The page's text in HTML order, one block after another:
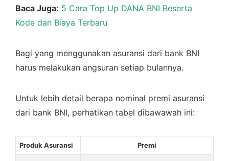
Baca Juga: 5 Cara Top Up DANA BNI Beserta
Kode dan Biaya Terbaru
Bagi yang menggunakan asuransi dari bank BNI
harus melakukan angsuran setiap bulannya.
Untuk lebih detail berapa nominal premi asuransi
dari bank BNI, perhatikan tabel dibawawah ini:
Produk Asuransi Premi